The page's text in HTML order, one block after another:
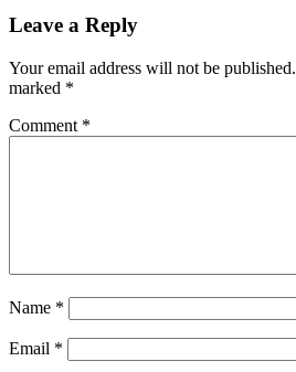
Leave a Reply
Your email address will not be published.
marked *
Comment *
Name *
Email *